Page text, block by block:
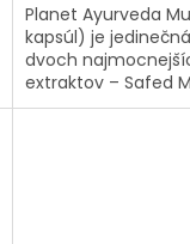
Planet Ayurveda
kapsúl) je
dvoch
extraktov – Safed
(Tribulus